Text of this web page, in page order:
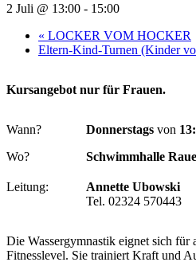
2 Juli @ 13:00 - 15:00
« LOCKER VOM HOCKER
Eltern-Kind-Turnen (Kinder
Kursangebot nur für Frauen.
Wann?
Wo?
Leitung:
Donnerstags von
Schwimmhalle
Annette Ubowski
Tel. 02324 570443
Die Wassergymnastik eignet sich für
Fitnesslevel. Sie trainiert Kraft und